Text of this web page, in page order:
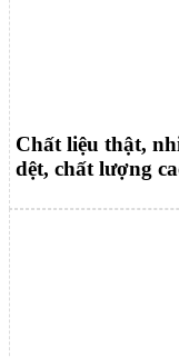
Chất liệu thật,
dệt, chất lượng